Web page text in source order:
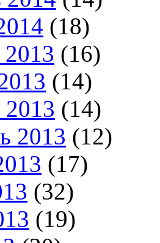
(18)
(16)
(14)
2013 (14)
2013 (12)
(17)
(32)
(19)